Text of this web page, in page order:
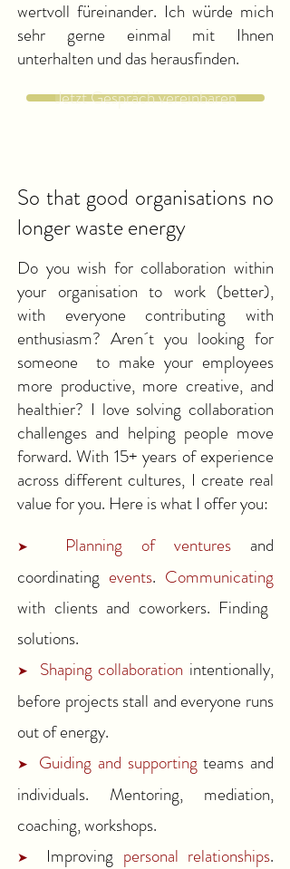
wertvoll füreinander. Ich würde mich
sehr gerne einmal mit Ihnen
unterhalten und das herausfinden.
Jetzt Gespräch vereinbaren
So that good organisations no
longer waste energy
Do you wish for collaboration within
your organisation to work (better),
with everyone contributing with
enthusiasm? Aren´t you looking for
someone to make your employees
more productive, more creative, and
healthier? I love solving collaboration
challenges and helping people move
forward. With 15+ years of experience
across different cultures, I create real
value for you. Here is what I offer you:
➤ Planning of ventures and
coordinating events. Communicating
with clients and coworkers. Finding
solutions.
➤ Shaping collaboration intentionally,
before projects stall and everyone runs
out of energy.
➤ Guiding and supportingteams and
individuals. Mentoring, mediation,
coaching, workshops.
➤ Improving personal relationships.